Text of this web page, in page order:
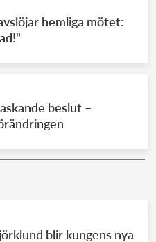
kungahuset
hemliga mötet:
beslut –
blir kungens nya